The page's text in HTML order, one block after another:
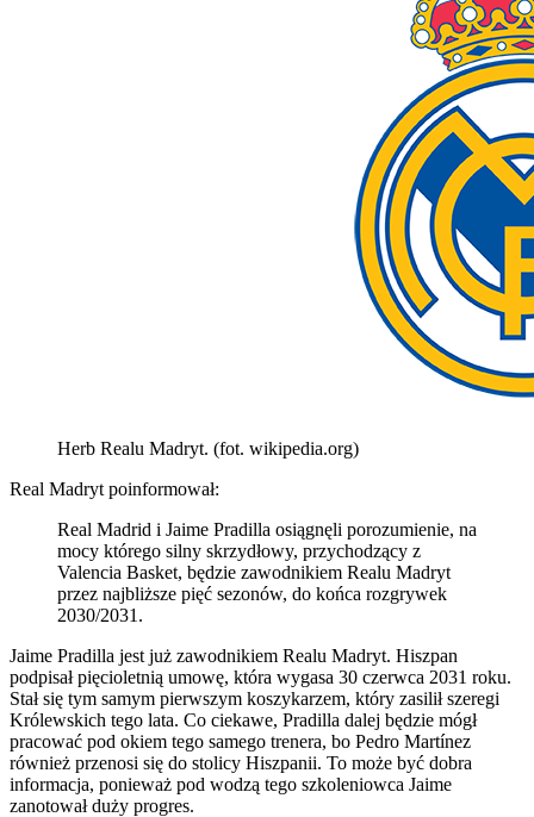
Herb Realu Madryt. (fot. wikipedia.org)
Real Madryt poinformował:
Real Madrid i Jaime Pradilla osiągnęli porozumienie, na
mocy którego silny skrzydłowy, przychodzący z
Valencia Basket, będzie zawodnikiem Realu Madryt
przez najbliższe pięć sezonów, do końca rozgrywek
2030/2031.
Jaime Pradilla jest już zawodnikiem Realu Madryt. Hiszpan
podpisał pięcioletnią umowę, która wygasa 30 czerwca 2031 roku.
Stał się tym samym pierwszym koszykarzem, który zasilił szeregi
Królewskich tego lata. Co ciekawe, Pradilla dalej będzie mógł
pracować pod okiem tego samego trenera, bo Pedro Martínez
również przenosi się do stolicy Hiszpanii. To może być dobra
informacja, ponieważ pod wodzą tego szkoleniowca Jaime
zanotował duży progres.